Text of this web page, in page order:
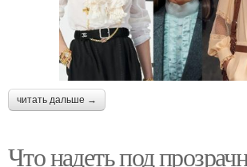
читать дальше →
Что надеть под